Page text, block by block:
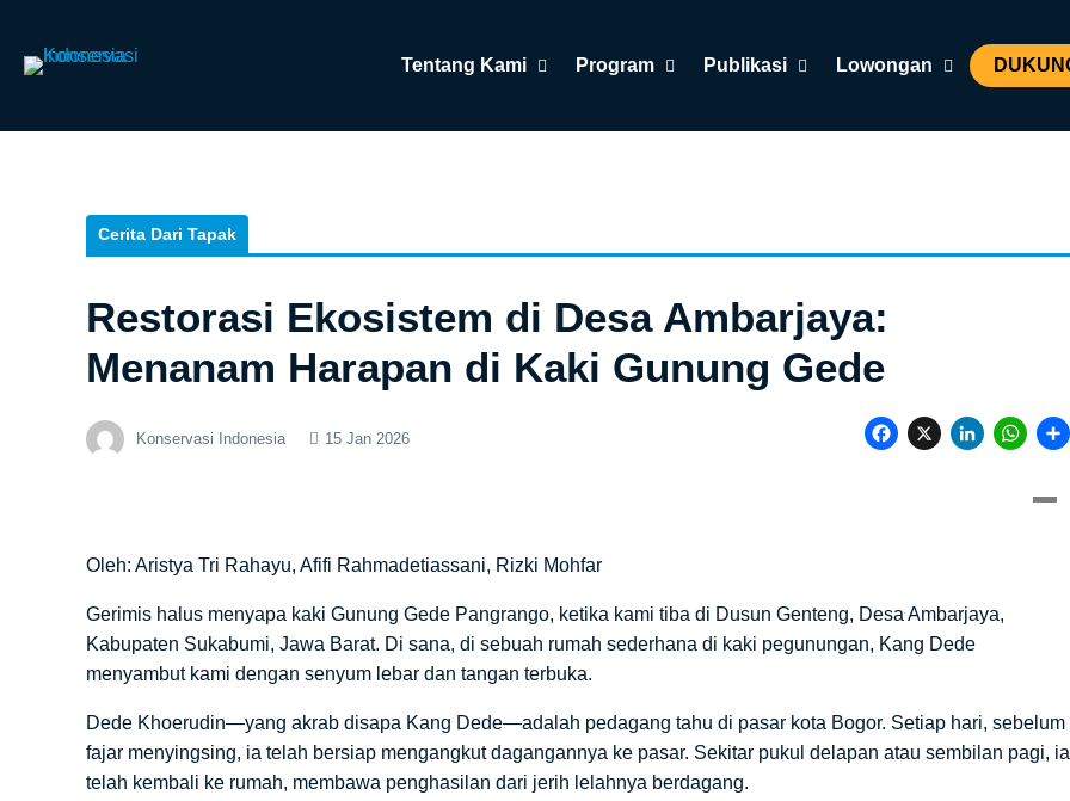
Tentang Kami Program Publikasi Lowongan
Cerita Dari Tapak
Restorasi Ekosistem di Desa Ambarjaya:
Menanam Harapan di Kaki Gunung Gede
Konservasi Indonesia 15 Jan 2026 Facebook
X LinkedIn
Oleh: Aristya Tri Rahayu, Afifi Rahmadetiassani, Rizki Mohfar
Gerimis halus menyapa kaki Gunung Gede Pangrango, ketika kami tiba di Dusun Genteng, Desa Ambarjaya,
Kabupaten Sukabumi, Jawa Barat. Di sana, di sebuah rumah sederhana di kaki pegunungan, Kang Dede
menyambut kami dengan senyum lebar dan tangan terbuka.
Dede Khoerudin—yang akrab disapa Kang Dede—adalah pedagang tahu di pasar kota Bogor. Setiap hari, sebelum
fajar menyingsing, ia telah bersiap mengangkut dagangannya ke pasar. Sekitar pukul delapan atau sembilan pagi, ia
telah kembali ke rumah, membawa penghasilan dari jerih lelahnya berdagang.